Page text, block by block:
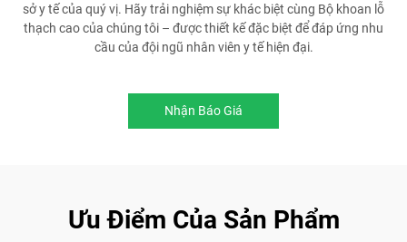
sở y tế của quý vị. Hãy trải nghiệm sự khác biệt cùng Bộ khoan lỗ
thạch cao của chúng tôi – được thiết kế đặc biệt để đáp ứng nhu
cầu của đội ngũ nhân viên y tế hiện đại.
Nhận Báo Giá
Ưu Điểm Của Sản Phẩm